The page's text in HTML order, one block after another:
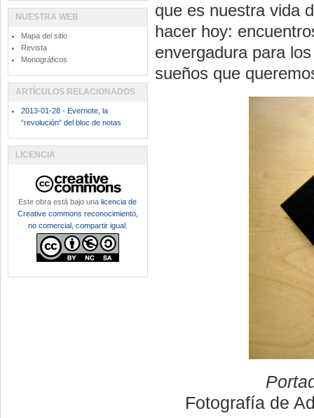
que es nuestra vida
hacer hoy:
envergadura para
sueños que
Fotografía de
NUESTRA WEB
Mapa del sitio
Revista
Monográficos
ARTÍCULOS RELACIONADOS
2013-01-28 - Evernote, la
“revolución” del bloc de notas
LICENCIA
Este obra está bajo unalicencia de
Creative commons reconocimiento,
no comercial, compartir igual